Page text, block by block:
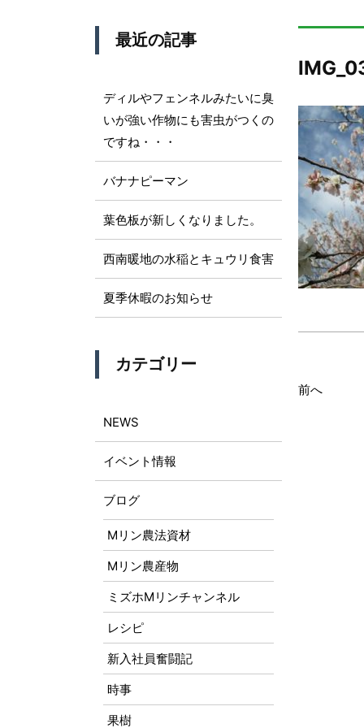
前へ
最近の記事
ディルやフェンネルみたいに臭
いが強い作物にも害虫がつくの
ですね・・・
バナナピーマン
葉色板が新しくなりました。
西南暖地の水稲とキュウリ食害
夏季休暇のお知らせ
カテゴリー
NEWS
イベント情報
ブログ
Mリン農法資材
Mリン農産物
ミズホMリンチャンネル
レシピ
新入社員奮闘記
時事
果樹